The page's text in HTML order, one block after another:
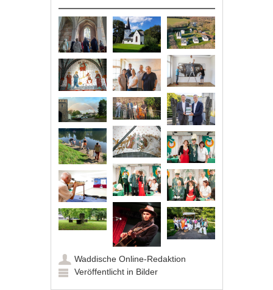
Waddische Online-Redaktion
Veröffentlicht in Bilder